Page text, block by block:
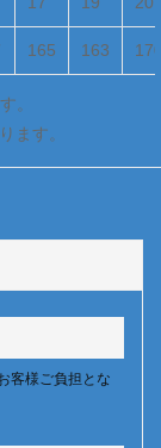
165 163
。
ます。
客様ご負担とな